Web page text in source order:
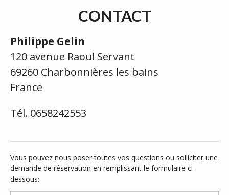
CONTACT
Philippe Gelin
120 avenue Raoul Servant
69260 Charbonnières les bains
France
Tél. 0658242553
Vous pouvez nous poser toutes vos questions ou solliciter une
demande de réservation en remplissant le formulaire ci-
dessous: